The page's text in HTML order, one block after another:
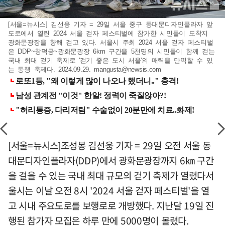
[서울=뉴시스] 김선웅 기자 = 29일 서울 중구 동대문디자인플라자 앞
도로에서 열린 2024 서울 걷자 페스티벌에 참가한 시민들이 도착지
광화문광장을 향해 걷고 있다. 서울시 주최 2024 서울 걷자 페스티벌
은 DDP~창덕궁~광화문광장 6km 구간을 5천명의 시민들이 함께 걷는
국내 최대 걷기 축제로 '걷기 좋은 도시 서울'의 매력을 만끽할 수 있
는 동행 축제다. 2024.09.29. mangusta@newsis.com
[서울=뉴시스]조성봉 김선웅 기자 = 29일 오전 서울 동
대문디자인플라자(DDP)에서 광화문광장까지 6㎞ 구간
을 걸을 수 있는 국내 최대 규모의 걷기 축제가 열렸다서
울시는 이날 오전 8시 '2024 서울 걷자 페스티벌'을 열
고 시내 주요도로를 보행로로 개방했다. 지난달 19일 진
행된 참가자 모집은 하루 만에 5000명이 몰렸다.